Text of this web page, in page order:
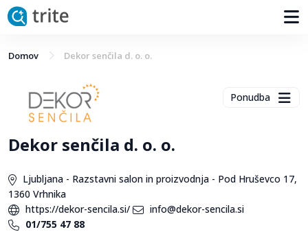
Domov Dekor senčila d. o. o.
Ponudba
Dekor senčila d. o. o.
Ljubljana - Razstavni salon in proizvodnja - Pod Hruševco 17,
1360 Vrhnika
https://dekor-sencila.si/
info@dekor-sencila.si
01/755 47 88